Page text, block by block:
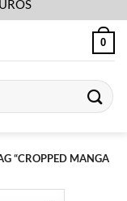
0
“CROPPED MANGA